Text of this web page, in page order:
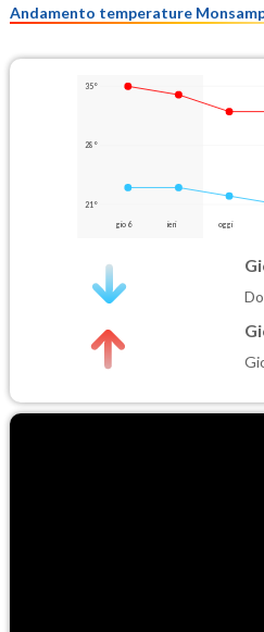
Andamento temperature
35°
28°
21°
gio 6 ieri oggi